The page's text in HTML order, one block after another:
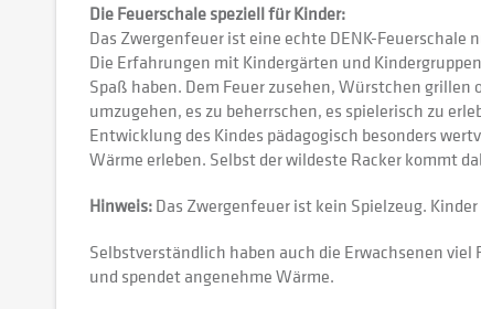
Die Feuerschale speziell für Kinder:
Das Zwergenfeuer ist eine echte DENK-
Die Erfahrungen mit Kindergärten und
Spaß haben. Dem Feuer zusehen, Würstchen
umzugehen, es zu beherrschen, es spielerisch zu
Entwicklung des Kindes pädagogisch besonders
Wärme erleben. Selbst der wildeste Racker kommt
Hinweis:Das Zwergenfeuer ist kein Spielzeug.
Selbstverständlich haben auch die Erwachsenen
und spendet angenehme Wärme.